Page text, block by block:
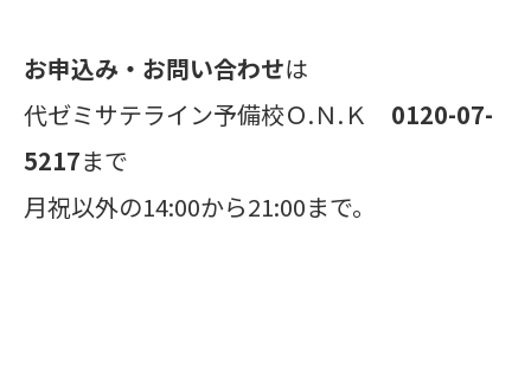
お申込み・お問い合わせは
代ゼミサテライン予備校Ｏ.Ｎ.Ｋ 0120-07-
5217まで
月祝以外の14:00から21:00まで。